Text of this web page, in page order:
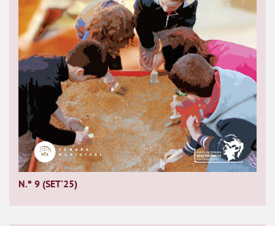
N.º 9 (SET'25)